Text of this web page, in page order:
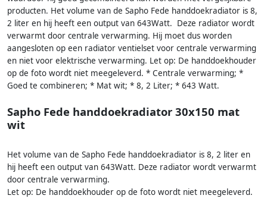
producten. Het volume van de Sapho Fede handdoekradiator is 8,
2 liter en hij heeft een output van 643Watt. Deze radiator wordt
verwarmt door centrale verwarming. Hij moet dus worden
aangesloten op een radiator ventielset voor centrale verwarming
en niet voor elektrische verwarming. Let op: De handdoekhouder
op de foto wordt niet meegeleverd. * Centrale verwarming; *
Goed te combineren; * Mat wit; * 8, 2 Liter; * 643 Watt.
Sapho Fede handdoekradiator 30x150 mat
wit
Het volume van de Sapho Fede handdoekradiator is 8, 2 liter en
hij heeft een output van 643Watt. Deze radiator wordt verwarmt
door centrale verwarming.
Let op: De handdoekhouder op de foto wordt niet meegeleverd.